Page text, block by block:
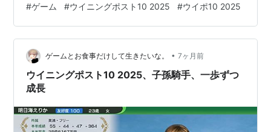
で勝利。特性「夏馬」獲得。8/4ヒシアマゾンが新潟2歳
Sで勝利。8/5ヒシアマゾンが異名「弾むようなステッ
プ」獲得。ホクトベガが不来方賞で勝利。エアコブラレ
イが新馬戦で勝利。父アーテイアス母ダイナカールの牡
馬で、この馬もダイナカール購入時に受胎してた馬。自
分ではアーテイアスなん…
#ゲーム #ウイニングポスト10 2025 #ウイポ10 2025
ゲームとお食事だけして生きたいな。 • 7ヶ月前
ウイニングポスト10 2025、子孫騎手、一歩ずつ
成長